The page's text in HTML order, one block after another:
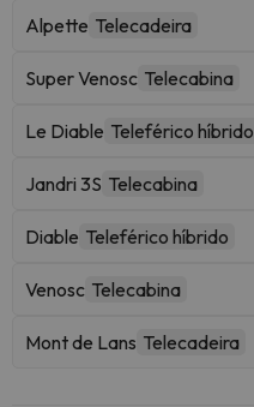
Alpette Telecadeira
Super Venosc Telecabina
Le Diable Teleférico híbrido
Jandri 3S Telecabina
Diable Teleférico híbrido
Venosc Telecabina
Mont de Lans Telecadeira